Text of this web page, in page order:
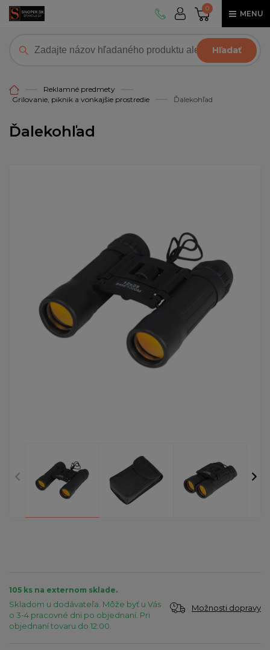
0
MENU
Hľadať
Reklamné predmety
Grilovanie, piknik a vonkajšie prostredie
Ďalekohľad
Ďalekohľad
105 ks na externom sklade.
Skladom u dodávateľa. Môže byť u Vás
o 3-4 pracovné dni po objednaní. Pri
objednaní tovaru do 12:00.
Možnosti dopravy